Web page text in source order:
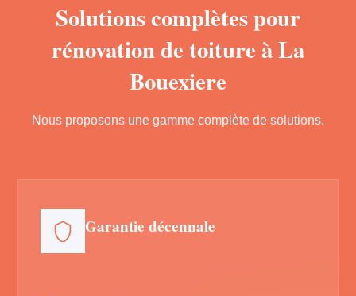
Solutions complètes pour
rénovation de toiture à La
Bouexiere
Nous proposons une gamme complète de solutions.
Garantie décennale